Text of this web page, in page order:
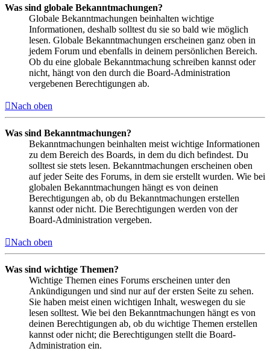
Was sind globale Bekanntmachungen?
Globale Bekanntmachungen beinhalten wichtige
Informationen, deshalb solltest du sie so bald wie möglich
lesen. Globale Bekanntmachungen erscheinen ganz oben in
jedem Forum und ebenfalls in deinem persönlichen Bereich.
Ob du eine globale Bekanntmachung schreiben kannst oder
nicht, hängt von den durch die Board-Administration
vergebenen Berechtigungen ab.
Nach oben
Was sind Bekanntmachungen?
Bekanntmachungen beinhalten meist wichtige Informationen
zu dem Bereich des Boards, in dem du dich befindest. Du
solltest sie stets lesen. Bekanntmachungen erscheinen oben
auf jeder Seite des Forums, in dem sie erstellt wurden. Wie bei
globalen Bekanntmachungen hängt es von deinen
Berechtigungen ab, ob du Bekanntmachungen erstellen
kannst oder nicht. Die Berechtigungen werden von der
Board-Administration vergeben.
Nach oben
Was sind wichtige Themen?
Wichtige Themen eines Forums erscheinen unter den
Ankündigungen und sind nur auf der ersten Seite zu sehen.
Sie haben meist einen wichtigen Inhalt, weswegen du sie
lesen solltest. Wie bei den Bekanntmachungen hängt es von
deinen Berechtigungen ab, ob du wichtige Themen erstellen
kannst oder nicht; die Berechtigungen stellt die Board-
Administration ein.